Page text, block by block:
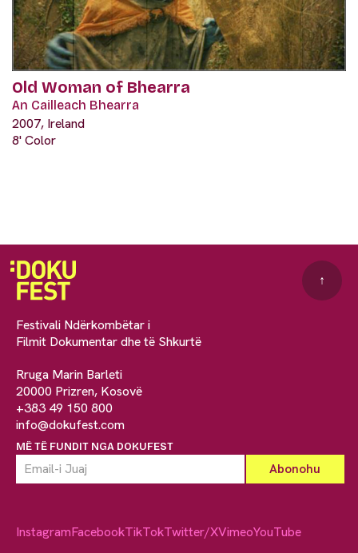
Old Woman of Bhearra
An Cailleach Bhearra
2007, Ireland
8' Color
Festivali Ndërkombëtar i
Filmit Dokumentar dhe të Shkurtë
Rruga Marin Barleti
20000 Prizren, Kosovë
+383 49 150 800
info@dokufest.com
MË TË FUNDIT NGA DOKUFEST
↑
InstagramFacebookTikTokTwitter/XVimeoYouTube